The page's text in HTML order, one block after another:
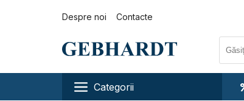
Despre noi Contacte
Categorii